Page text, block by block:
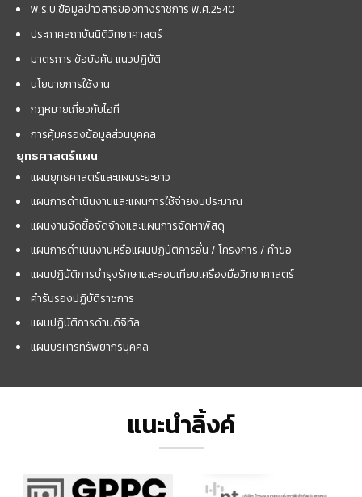
พ.ร.บ.ข้อมูลข่าวสารของทางราชการ พ.ศ.2540
ประกาศสถาบันนิติวิทยาศาสตร์
มาตรการ ข้อบังคับ แนวปฏิบัติ
นโยบายการใช้งาน
กฎหมายเกี่ยวกับไอที
การคุ้มครองข้อมูลส่วนบุคคล
ยุทธศาสตร์แผน
แผนยุทธศาสตร์และแผนระยะยาว
แผนการดำเนินงานและแผนการใช้จ่ายงบประมาณ
แผนงานจัดซื้อจัดจ้างและแผนการจัดหาพัสดุ
แผนการดำเนินงานหรือแผนปฏิบัติการอื่น / โครงการ / คำขอ
แผนปฏิบัติการบำรุงรักษาและสอบเทียบเครื่องมือวิทยาศาสตร์
คำรับรองปฏิบัติราชการ
แผนปฏิบัติการด้านดิจิทัล
แผนบริหารทรัพยากรบุคคล
แนะนำลิ้งค์